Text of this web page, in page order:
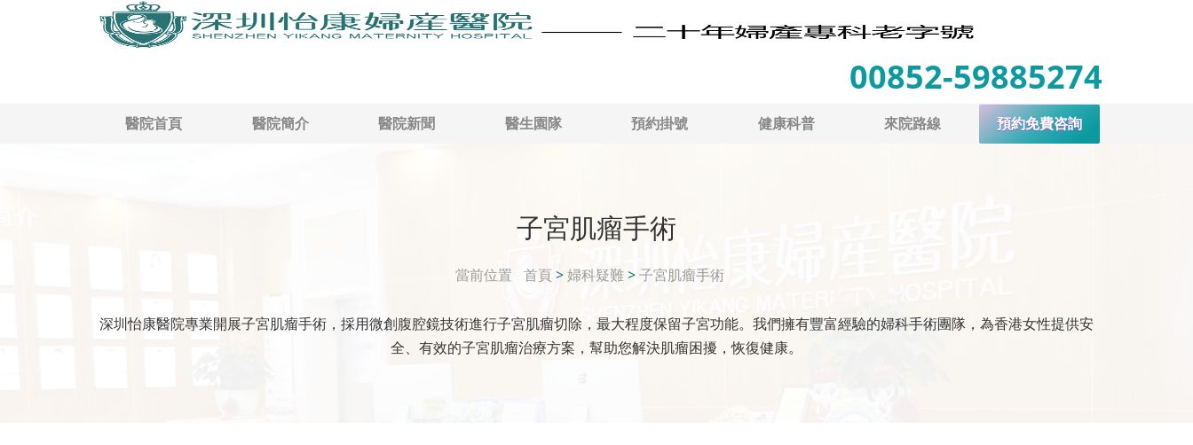
00852-59885274
醫院首頁 醫院簡介 醫院新聞 醫生園隊 預約掛號 健康科普 來院路線 預約免費咨詢
子宮肌瘤手術
當前位置 首頁 >婦科疑難>子宮肌瘤手術
深圳怡康醫院專業開展子宮肌瘤手術，採用微創腹腔鏡技術進行子宮肌瘤切除，最大程度保留子宮功能。我們擁有豐富經驗的婦科手術團隊，為香港女性提供安
全、有效的子宮肌瘤治療方案，幫助您解決肌瘤困擾，恢復健康。